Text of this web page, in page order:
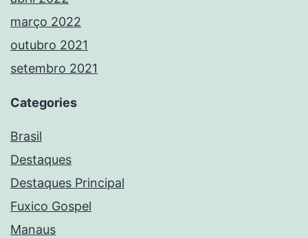
março 2022
outubro 2021
setembro 2021
Categories
Brasil
Destaques
Destaques Principal
Fuxico Gospel
Manaus